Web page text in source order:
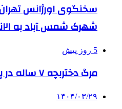
سخنگوی اورژانس
شهرک شمس آباد به ۲۱نفر رسید
5 روز پیش
مرگ دختربچه ۷ ساله در پارک اسلامشهر
۱۴۰۴/۰۳/۲۹